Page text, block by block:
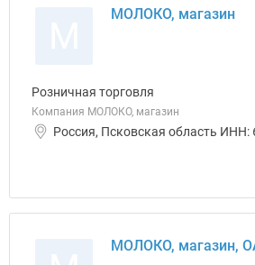
МОЛОКО, магазин
Розничная торговля
Компания МОЛОКО, магазин
Россия, Псковская область ИНН:
МОЛОКО, магазин,